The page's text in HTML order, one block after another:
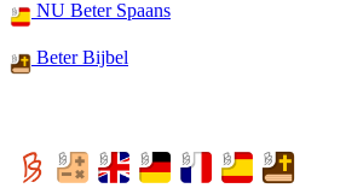
NU Beter Spaans
Beter Bijbel